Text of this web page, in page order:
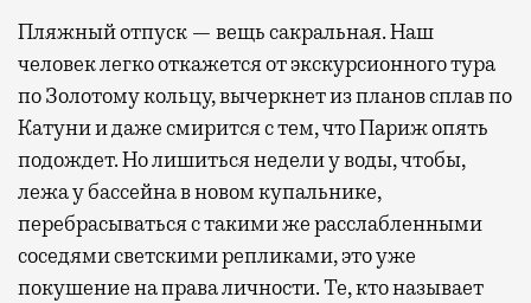
Пляжный отпуск — вещь сакральная. Наш
человек легко откажется от экскурсионного тура
по Золотому кольцу, вычеркнет из планов сплав по
Катуни и даже смирится с тем, что Париж опять
подождет. Но лишиться недели у воды, чтобы,
лежа у бассейна в новом купальнике,
перебрасываться с такими же расслабленными
соседями светскими репликами, это уже
покушение на права личности. Те, кто называет